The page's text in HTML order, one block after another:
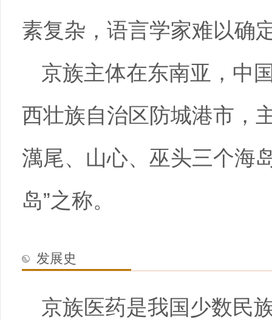
素复杂，语言学家难以确
京族主体在东南亚，中
西壮族自治区防城港市，
澫尾、山心、巫头三个海
岛”之称。
发展史
京族医药是我国少数民